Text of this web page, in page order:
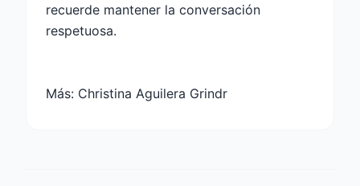
recuerde mantener la conversación
respetuosa.
Más: Christina Aguilera Grindr